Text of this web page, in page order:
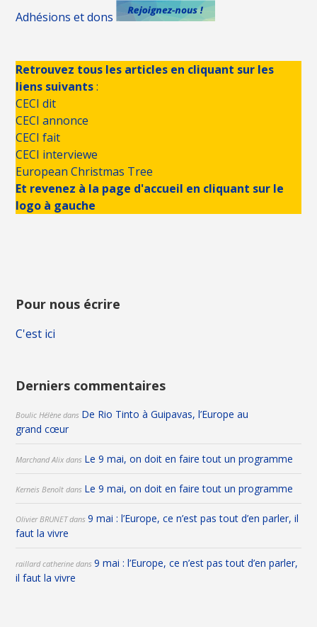
Adhésions et dons
Retrouvez tous les articles en cliquant sur les
liens suivants:
CECI dit
CECI annonce
CECI fait
CECI interviewe
European Christmas Tree
Et revenez à la page d'accueil en cliquant sur le
logo à gauche
Pour nous écrire
C'est ici
Derniers commentaires
Boulic Hélène dans De Rio Tinto à Guipavas, l’Europe au
grand cœur
Marchand Alix dans Le 9 mai, on doit en faire tout un programme
Kerneis Benoît dans Le 9 mai, on doit en faire tout un programme
Olivier BRUNETdans9 mai : l’Europe, ce n’est pas tout d’en parler, il
faut la vivre
raillard catherine dans9 mai : l’Europe, ce n’est pas tout d’en parler,
il faut la vivre